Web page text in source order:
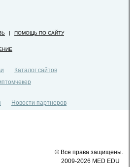
| ПОМОЩЬ ПО САЙТУ
Каталог сайтов
Новости партнеров
© Все права защищены.
2009-2026 MED EDU